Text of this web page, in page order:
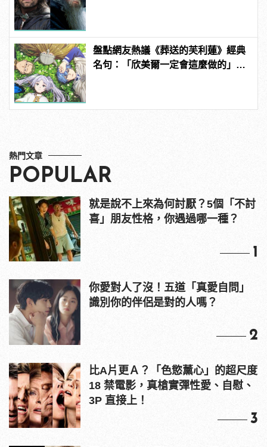
盤點網友熱議《葬送的芙利蓮》經典
名句：「欣美爾一定會這麼做的」超
熱門文章
POPULAR
就是說不上來為何討厭？5個「不討
喜」朋友性格，你遇過哪一種？
1
你愛對人了沒！五道「真愛自問」
識別你的伴侶是對的人嗎？
2
比A片更Ａ？「色慾薰心」的超尺度
18 禁電影，真槍實彈性愛、自慰、
3P 直接上！
3